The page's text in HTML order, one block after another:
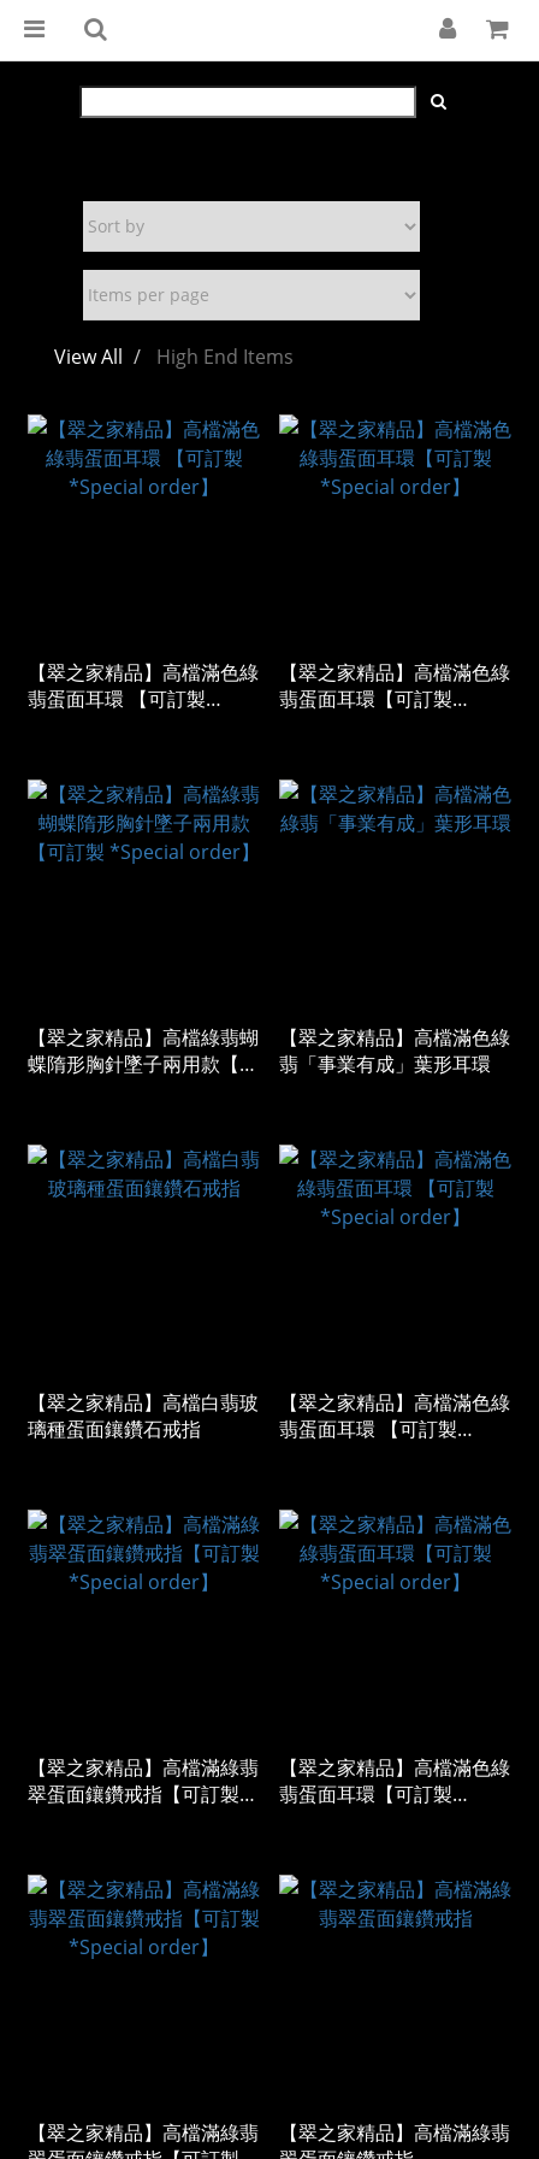
View All High End Items
【翠之家精品】高檔滿色綠
翡蛋面耳環 【可訂製
【翠之家精品】高檔滿色綠
翡蛋面耳環【可訂製
【翠之家精品】高檔綠翡蝴
蝶隋形胸針墜子兩用款【可
【翠之家精品】高檔滿色綠
翡「事業有成」葉形耳環
【翠之家精品】高檔白翡玻
璃種蛋面鑲鑽石戒指
【翠之家精品】高檔滿色綠
翡蛋面耳環 【可訂製
【翠之家精品】高檔滿綠翡
翠蛋面鑲鑽戒指【可訂製
【翠之家精品】高檔滿色綠
翡蛋面耳環【可訂製
【翠之家精品】高檔滿綠翡
【翠之家精品】高檔滿綠翡